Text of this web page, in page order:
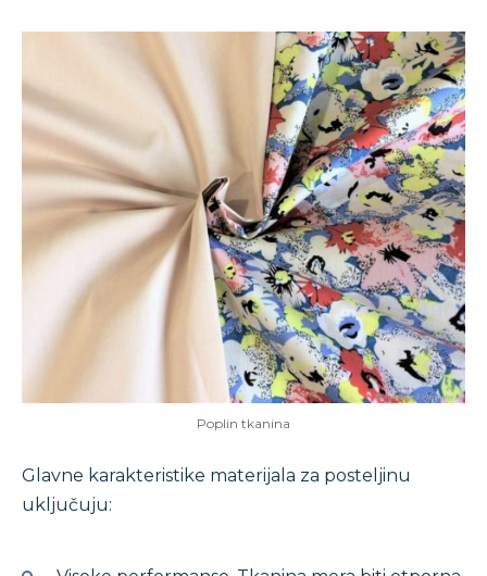
Poplin tkanina
Glavne karakteristike materijala za posteljinu
uključuju: